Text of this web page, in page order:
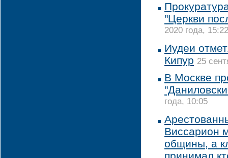
"Церкви
2020 года, 15:22
Иудеи
Кипур 25
В Москве
года, 10:05
Виссарион
общины, а